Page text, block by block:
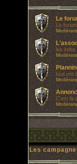
Le
Le
les infos
tout est
C'est la
Les